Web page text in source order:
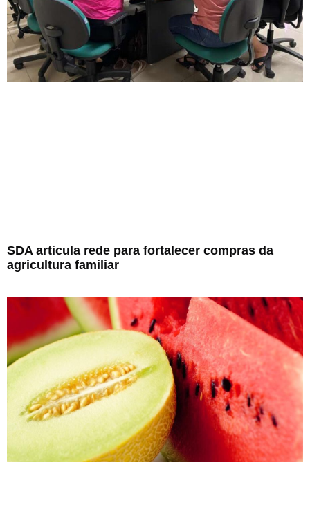
SDA articula rede para fortalecer compras da
agricultura familiar